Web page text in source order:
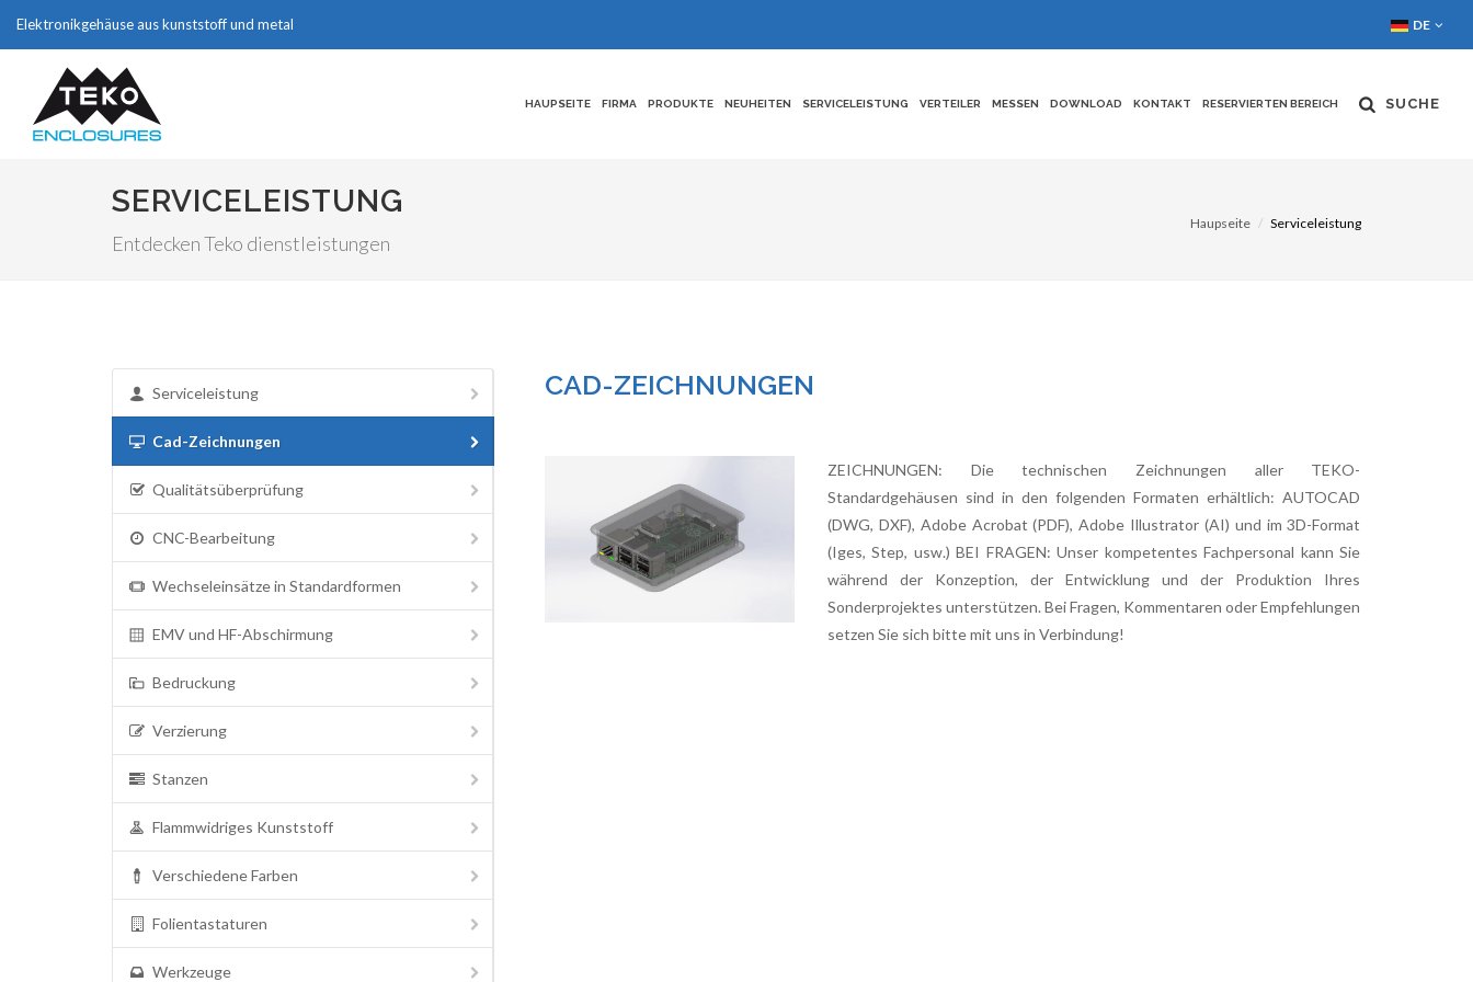
Elektronikgehäuse aus kunststoff und metal DE
HAUPSEITE FIRMA PRODUKTE NEUHEITEN SERVICELEISTUNG VERTEILER MESSEN DOWNLOAD KONTAKT RESERVIERTEN BEREICH SUCHE
SERVICELEISTUNG
Entdecken Teko dienstleistungen
Haupseite Serviceleistung
Serviceleistung
Cad-Zeichnungen
Qualitätsüberprüfung
CNC-Bearbeitung
Wechseleinsätze in Standardformen
EMV und HF-Abschirmung
Bedruckung
Verzierung
Stanzen
Flammwidriges Kunststoff
Verschiedene Farben
Folientastaturen
Werkzeuge
CAD-ZEICHNUNGEN
ZEICHNUNGEN: Die technischen Zeichnungen aller TEKO-
Standardgehäusen sind in den folgenden Formaten erhältlich: AUTOCAD
(DWG, DXF), Adobe Acrobat (PDF), Adobe Illustrator (AI) und im 3D-Format
(Iges, Step, usw.) BEI FRAGEN: Unser kompetentes Fachpersonal kann Sie
während der Konzeption, der Entwicklung und der Produktion Ihres
Sonderprojektes unterstützen. Bei Fragen, Kommentaren oder Empfehlungen
setzen Sie sich bitte mit uns in Verbindung!